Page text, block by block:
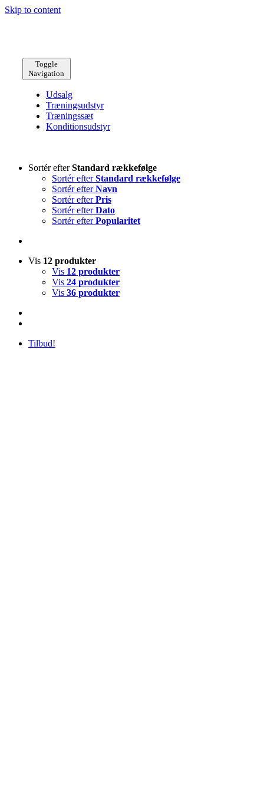
Skip to content
Toggle
Navigation
Udsalg
Træningsudstyr
Træningssæt
Konditionsudstyr
Sortér efterStandard rækkefølge
Sortér efterStandard rækkefølge
Sortér efterNavn
Sortér efterPris
Sortér efterDato
Sortér efterPopularitet
Vis 12 produkter
Vis 12 produkter
Vis 24 produkter
Vis 36 produkter
Tilbud!